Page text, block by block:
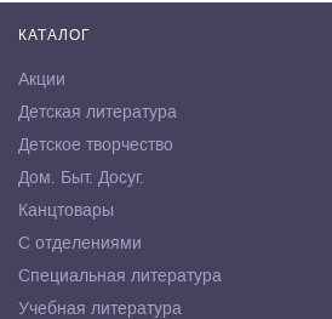
КАТАЛОГ
Акции
Детская литература
Детское творчество
Дом. Быт. Досуг.
Канцтовары
С отделениями
Специальная литература
Учебная литература